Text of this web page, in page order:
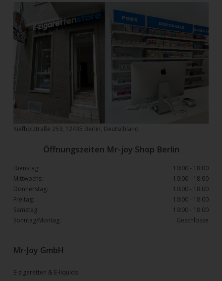
Mr-Joy GmbH
E-zigaretten & E-liquids
Kiefholztraße 253, 12435 Berlin, Deutschland
Öffnungszeiten Mr-joy Shop Berlin
Dienstag:
10:00 - 18:00
Mittwochs :
10:00 - 18:00
Donnerstag:
10:00 - 18:00
Freitag:
10:00 - 18:00
Samstag:
10:00 - 18:00
Sonntag/Montag:
Geschlosse